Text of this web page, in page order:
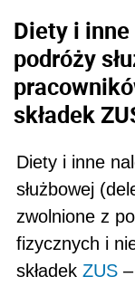
Diety i
podróży
składek
Diety i inne
służbowej
zwolnione z
fizycznych i
składek ZUS–